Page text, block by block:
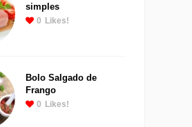
simples
0 Likes!
Bolo Salgado de
Frango
0 Likes!